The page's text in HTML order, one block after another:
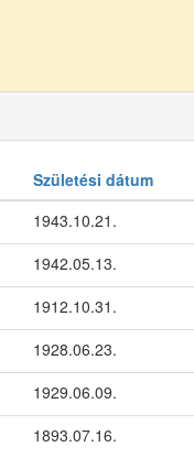
Születési dátum
1943.10.21.
1942.05.13.
1912.10.31.
1928.06.23.
1929.06.09.
1893.07.16.